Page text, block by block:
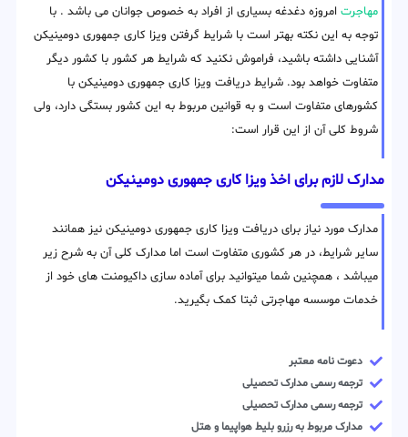
مهاجرت امروزه دغدغه بسیاری از افراد به خصوص جوانان می باشد . با
توجه به این نکته بهتر است با شرایط گرفتن ویزا کاری جمهوری دومینیکن
آشنایی داشته باشید، فراموش نکنید که شرایط هر کشور با کشور دیگر
متفاوت خواهد بود. شرایط دریافت ویزا کاری جمهوری دومینیکن با
کشورهای متفاوت است و به قوانین مربوط به این کشور بستگی دارد، ولی
شروط کلی آن از این قرار است:
مدارک لازم برای اخذ ویزا کاری جمهوری دومینیکن
مدارک مورد نیاز برای دریافت ویزا کاری جمهوری دومینیکن نیز همانند
سایر شرایط، در هر کشوری متفاوت است اما مدارک کلی آن به شرح زیر
میباشد ، همچنین شما میتوانید برای آماده سازی داکیومنت های خود از
خدمات موسسه مهاجرتی ثبتا کمک بگیرید.
دعوت نامه معتبر
ترجمه رسمی مدارک تحصیلی
ترجمه رسمی مدارک تحصیلی
مدارک مربوط به رزرو بلیط هواپیما و هتل